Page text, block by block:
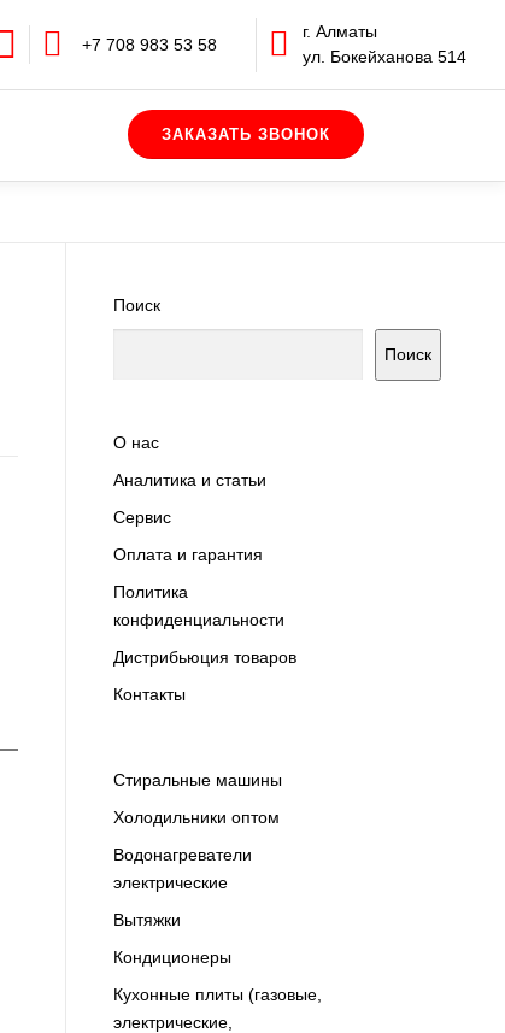
+7 708 983 53 58
г. Алматы
ул. Бокейханова 514
Поиск
Поиск
О нас
Аналитика и статьи
Сервис
Оплата и гарантия
Политика
конфиденциальности
Дистрибьюция товаров
Контакты
Cтиральные машины
Холодильники оптом
Водонагреватели
электрические
Вытяжки
Кондиционеры
Кухонные плиты (газовые,
электрические,